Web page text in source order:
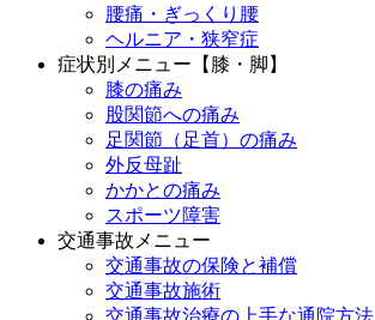
腰痛・ぎっくり腰
ヘルニア・狭窄症
症状別メニュー【膝・脚】
膝の痛み
股関節への痛み
足関節（足首）の痛み
外反母趾
かかとの痛み
スポーツ障害
交通事故メニュー
交通事故の保険と補償
交通事故施術
交通事故治療の上手な通院方法